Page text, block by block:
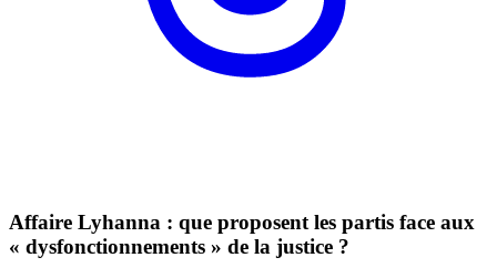
Affaire Lyhanna : que proposent les partis face aux
« dysfonctionnements » de la justice ?